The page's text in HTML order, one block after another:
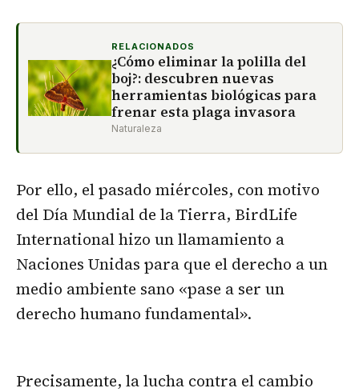
RELACIONADOS
¿Cómo eliminar la polilla del
boj?: descubren nuevas
herramientas biológicas para
frenar esta plaga invasora
Naturaleza
Por ello, el pasado miércoles, con motivo
del Día Mundial de la Tierra, BirdLife
International hizo un llamamiento a
Naciones Unidas para que el derecho a un
medio ambiente sano «pase a ser un
derecho humano fundamental».
Precisamente, la lucha contra el cambio